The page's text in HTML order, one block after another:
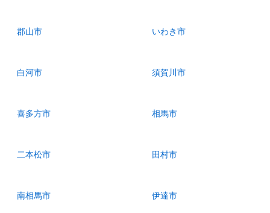
郡山市 いわき市
白河市 須賀川市
喜多方市 相馬市
二本松市 田村市
南相馬市 伊達市